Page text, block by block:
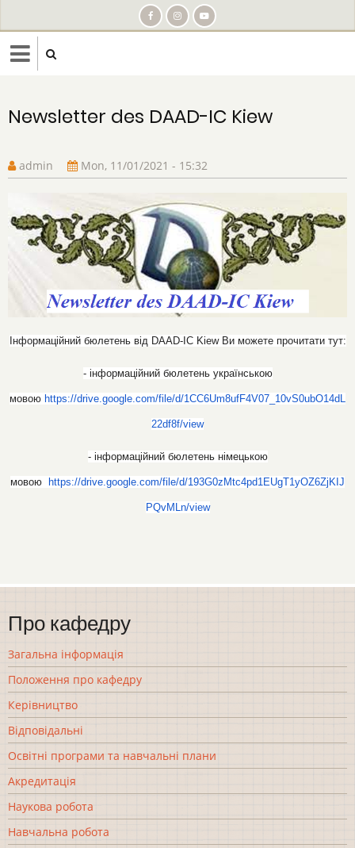
to
main
content
Newsletter des DAAD-IC Kiew
admin Mon, 11/01/2021 - 15:32
Інформаційний бюлетень від DAAD-IC Kiew Ви можете прочитати тут:
- інформаційний бюлетень українською
мовою https://drive.google.com/file/d/1CC6Um8ufF4V07_10vS0ubO14dL
22df8f/view
- інформаційний бюлетень німецькою
мовою https://drive.google.com/file/d/193G0zMtc4pd1EUgT1yOZ6ZjKIJ
PQvMLn/view
Про кафедру
Загальна інформація
Положення про кафедру
Керівництво
Відповідальні
Освітні програми та навчальні плани
Акредитація
Наукова робота
Навчальна робота